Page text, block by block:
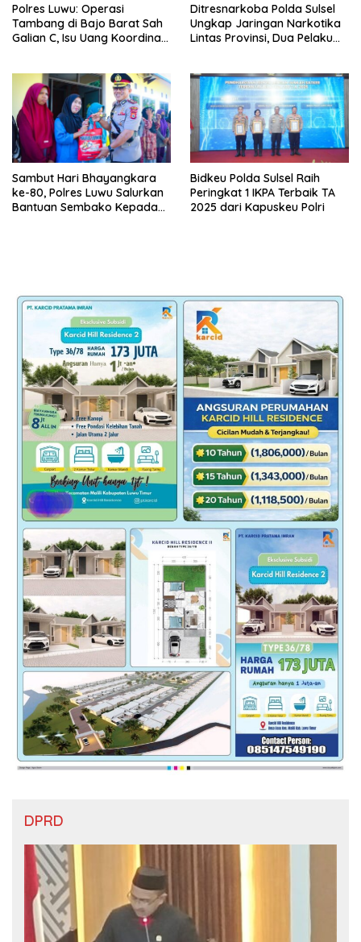
Polres Luwu: Operasi
Tambang di Bajo Barat Sah
Galian C, Isu Uang Koordinasi
Ditresnarkoba Polda Sulsel
Ungkap Jaringan Narkotika
Lintas Provinsi, Dua Pelaku
Sambut Hari Bhayangkara
ke-80, Polres Luwu Salurkan
Bantuan Sembako Kepada
Bidkeu Polda Sulsel Raih
Peringkat 1 IKPA Terbaik TA
2025 dari Kapuskeu Polri
DPRD